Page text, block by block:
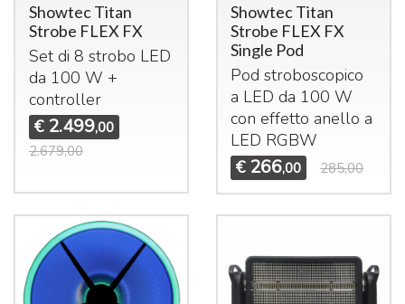
Showtec Titan
Strobe FLEX FX
Set di 8 strobo LED
da 100 W +
controller
€ 2.499,00
2.679,00
Showtec Titan
Strobe FLEX FX
Single Pod
Pod stroboscopico
a LED da 100 W
con effetto anello a
LED RGBW
€ 266,00 285,00